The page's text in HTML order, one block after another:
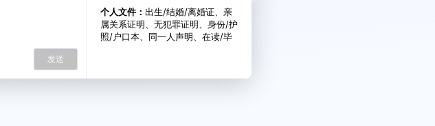
发送
个人文件： 出生/结婚/离婚证、亲
属关系证明、无犯罪证明、身份/护
照/户口本、同一人声明、在读/毕